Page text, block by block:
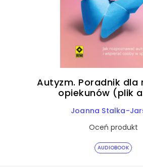
AUDIOBOOK
Autyzm. Poradnik dla
opiekunów (plik
Joanna Stalka-
Oceń produkt